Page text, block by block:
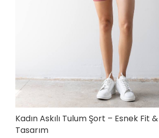
Kadın Askılı Tulum Şort – Esnek Fit
Tasarım